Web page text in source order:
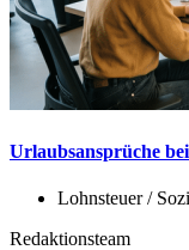
Urlaubsansprüche
Lohnsteuer /
Redaktionsteam